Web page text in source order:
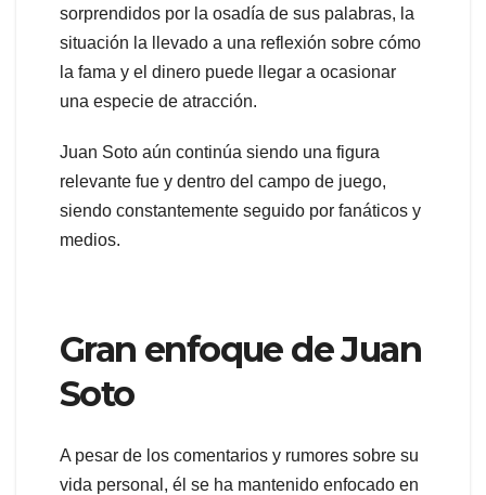
sorprendidos por la osadía de sus palabras, la
situación la llevado a una reflexión sobre cómo
la fama y el dinero puede llegar a ocasionar
una especie de atracción.
Juan Soto aún continúa siendo una figura
relevante fue y dentro del campo de juego,
siendo constantemente seguido por fanáticos y
medios.
Gran enfoque de Juan
Soto
A pesar de los comentarios y rumores sobre su
vida personal, él se ha mantenido enfocado en